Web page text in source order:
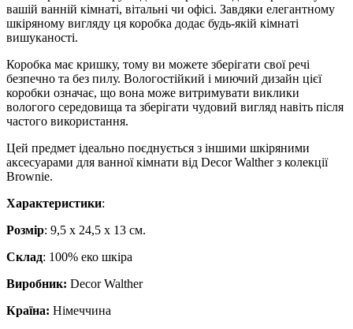
вашій ванній кімнаті, вітальні чи офісі. Завдяки елегантному
шкіряному вигляду ця коробка додає будь-якій кімнаті
вишуканості.
Коробка має кришку, тому ви можете зберігати свої речі
безпечно та без пилу. Вологостійкий і миючий дизайн цієї
коробки означає, що вона може витримувати виклики
вологого середовища та зберігати чудовий вигляд навіть після
частого використання.
Цей предмет ідеально поєднується з іншими шкіряними
аксесуарами для ванної кімнати від Decor Walther з колекції
Brownie.
Характеристики:
Розмір: 9,5 х 24,5 х 13 см.
Склад: 100% еко шкіра
Виробник: Decor Walther
Країна: Німеччина